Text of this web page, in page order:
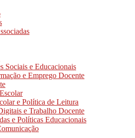
Sociais e Educacionais
e Emprego Docente
e Política de Leitura
e Trabalho Docente
e Políticas Educacionais